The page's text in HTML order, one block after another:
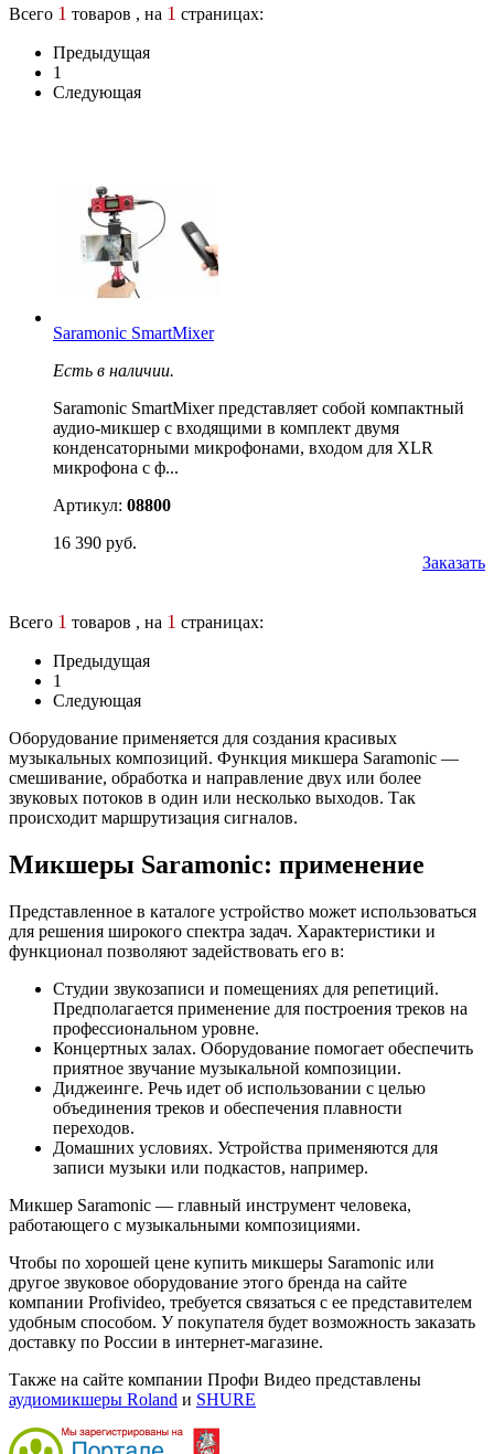
Всего 1 товаров , на 1 страницах:
Предыдущая
1
Следующая
Saramonic SmartMixer
Есть в наличии.
Saramonic SmartMixer представляет собой компактный
аудио-микшер с входящими в комплект двумя
конденсаторными микрофонами, входом для XLR
микрофона с ф...
Артикул: 08800
16 390 руб.
Заказать
Всего 1 товаров , на 1 страницах:
Предыдущая
1
Следующая
Оборудование применяется для создания красивых
музыкальных композиций. Функция микшера Saramonic —
смешивание, обработка и направление двух или более
звуковых потоков в один или несколько выходов. Так
происходит маршрутизация сигналов.
Микшеры Saramonic: применение
Представленное в каталоге устройство может использоваться
для решения широкого спектра задач. Характеристики и
функционал позволяют задействовать его в:
Студии звукозаписи и помещениях для репетиций.
Предполагается применение для построения треков на
профессиональном уровне.
Концертных залах. Оборудование помогает обеспечить
приятное звучание музыкальной композиции.
Диджеинге. Речь идет об использовании с целью
объединения треков и обеспечения плавности
переходов.
Домашних условиях. Устройства применяются для
записи музыки или подкастов, например.
Микшер Saramonic — главный инструмент человека,
работающего с музыкальными композициями.
Чтобы по хорошей цене купить микшеры Saramonic или
другое звуковое оборудование этого бренда на сайте
компании Profivideo, требуется связаться с ее представителем
удобным способом. У покупателя будет возможность заказать
доставку по России в интернет-магазине.
Также на сайте компании Профи Видео представлены
аудиомикшеры Roland и SHURE